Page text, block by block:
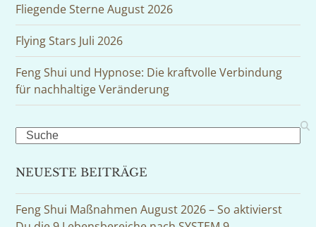
Fliegende Sterne August 2026
Flying Stars Juli 2026
Feng Shui und Hypnose: Die kraftvolle Verbindung
für nachhaltige Veränderung
Search
NEUESTE BEITRÄGE
Feng Shui Maßnahmen August 2026 – So aktivierst